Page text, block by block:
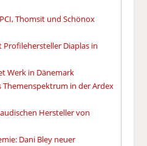
Thomsit und Schönox
Profilehersteller Diaplas in
Werk in Dänemark
Themenspektrum in der Ardex
Hersteller von
Dani Bley neuer